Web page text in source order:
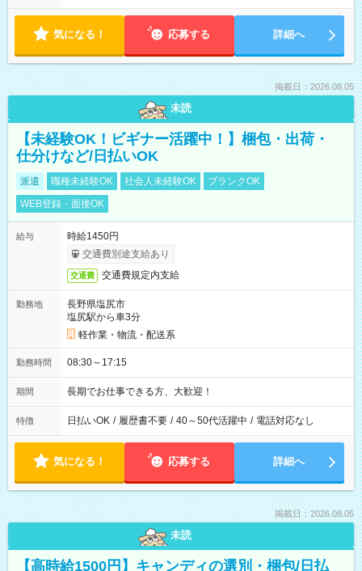
気になる！ 応募する 詳細へ
掲載日：2026.08.05
未読
【未経験OK！ビギナー活躍中！】梱包・出荷・
仕分けなど/日払いOK
派遣 職種未経験OK 社会人未経験OK
ブランクOK
WEB登録・面接OK
給与
時給1450円
交通費別途支給あり
交通費 交通費規定内支給
勤務地
長野県塩尻市
塩尻駅から車3分
軽作業・物流・配送系
勤務時間 08:30～17:15
期間 長期でお仕事できる方、大歓迎！
特徴 日払いOK / 履歴書不要 / 40～50代活躍中 / 電話対応なし
気になる！ 応募する 詳細へ
掲載日：2026.08.05
未読
【高時給1500円】キャンディの選別・梱包/日払